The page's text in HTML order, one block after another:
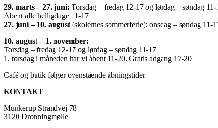
29. marts – 27. juni: Torsdag – fredag 12-17 og lørdag – søndag 11-
Åbent alle helligdage 11-17
27. juni – 10. august (skolernes sommerferie): onsdag – søndag 11-
10. august – 1. november:
Torsdag – fredag 12-17 og lørdag – søndag 11-17
1. torsdag i måneden har vi åbent 11-20. Gratis adgang 17-20
Café og butik følger ovenstående åbningstider
KONTAKT
Munkerup Strandvej 78
3120 Dronningmølle